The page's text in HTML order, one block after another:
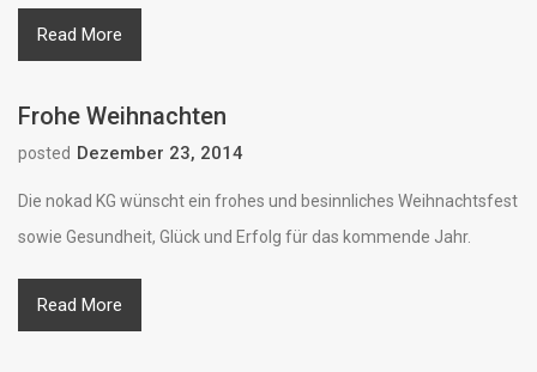
Read More
Frohe Weihnachten
posted Dezember 23, 2014
Die nokad KG wünscht ein frohes und besinnliches Weihnachtsfest
sowie Gesundheit, Glück und Erfolg für das kommende Jahr.
Read More